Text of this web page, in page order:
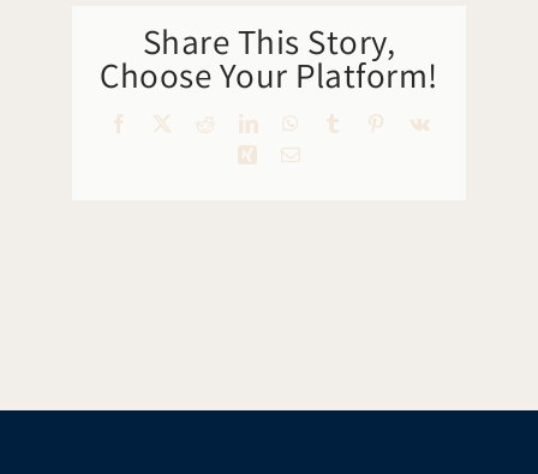
Share This Story,
Choose Your Platform!
Facebook RedditLinkedInWhatsApp
Tumblr Pinterest
Vk
Xing Email